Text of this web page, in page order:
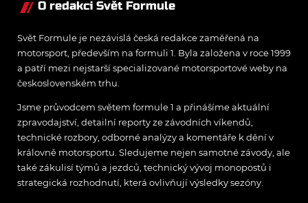
O redakci Svět Formule
Svět Formule je nezávislá česká redakce zaměřená na
motorsport, především na formuli 1. Byla založena v roce 1999
a patří mezi nejstarší specializované motorsportové weby na
československém trhu.
Jsme průvodcem světem formule 1 a přinášíme aktuální
zpravodajství, detailní reporty ze závodních víkendů,
technické rozbory, odborné analýzy a komentáře k dění v
královně motorsportu. Sledujeme nejen samotné závody, ale
také zákulisí týmů a jezdců, technický vývoj monopostů i
strategická rozhodnutí, která ovlivňují výsledky sezóny.